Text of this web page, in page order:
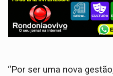
“Por ser uma nova